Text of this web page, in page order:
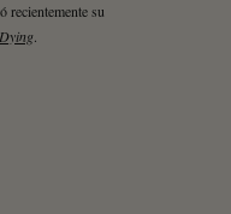
recientemente su